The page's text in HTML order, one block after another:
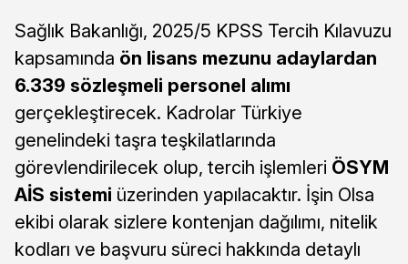
Sağlık Bakanlığı, 2025/5 KPSS Tercih Kılavuzu
kapsamında ön lisans mezunu adaylardan
6.339 sözleşmeli personel alımı
gerçekleştirecek. Kadrolar Türkiye
genelindeki taşra teşkilatlarında
görevlendirilecek olup, tercih işlemleri ÖSYM
AİS sistemi üzerinden yapılacaktır. İşin Olsa
ekibi olarak sizlere kontenjan dağılımı, nitelik
kodları ve başvuru süreci hakkında detaylı